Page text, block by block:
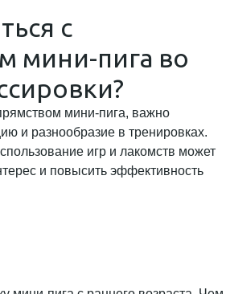
с
мини-пига во
мини-пига, важно
и разнообразие в тренировках.
игр и лакомств может
и повысить эффективность